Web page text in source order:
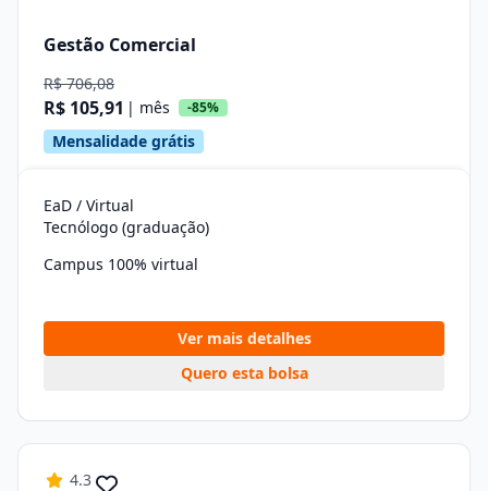
Gestão Comercial
R$ 706,08
R$ 105,91 | mês -85%
Mensalidade grátis
EaD / Virtual
Tecnólogo (graduação)
Campus 100% virtual
Ver mais detalhes
Quero esta bolsa
4.3